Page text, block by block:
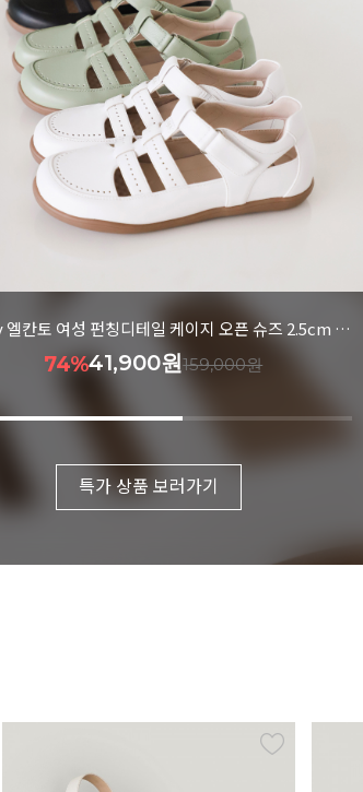
마쯔 by 엘칸토 여성 별자수 어글리 스니커즈 3.5cm LCWS04M613
76%39,900원169,000원
특가 상품 보러가기